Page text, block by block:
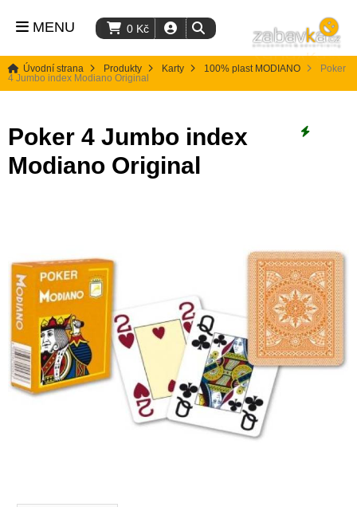
0 Kč
MENU
Úvodní strana Produkty Karty 100% plast MODIANO
Poker
4 Jumbo index Modiano Original
Poker 4 Jumbo index
Modiano Original